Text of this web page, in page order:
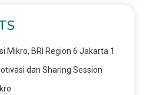
Mikro, BRI Region 6 Jakarta 1
dan Sharing Session